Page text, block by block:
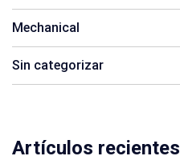
Mechanical
Sin categorizar
Artículos recientes